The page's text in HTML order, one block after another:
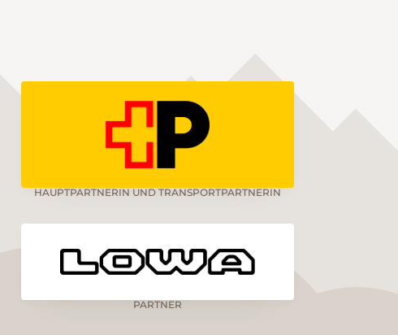
HAUPTPARTNERIN UND TRANSPORTPARTNERIN
PARTNER